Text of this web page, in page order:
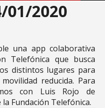
01/2020
una app colaborativa
Telefónica que busca
distintos lugares para
reducida. Para
con Luis Rojo de
Fundación Telefónica.